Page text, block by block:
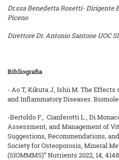
Dr.ssa Benedetta Rosetti- Dirigente
Piceno
Direttore Dr. Antonio Santone UOC
Bibliografia
- Ao T, Kikuta J, Ishii M. The
and Inflammatory Diseases.
-Bertoldo F., Cianferotti L., Di
Assessment, and Management of
Suggestions, Recommendations,
Society for Osteoporosis, Mineral
(SIOMMMS)” Nutrients 2022, 14,